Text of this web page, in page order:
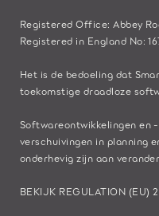
Registered Office: Abbey
Registered in England No:
Het is de bedoeling dat
toekomstige draadloze
Softwareontwikkelingen en
verschuivingen in planning
onderhevig zijn aan
BEKIJK REGULATION (EU)